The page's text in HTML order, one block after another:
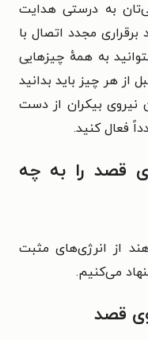
به درستی هدایت
مجدد اتصال با
به همهٔ چیزهایی
از هر چیز باید بدانید
نیروی بیکران از دست
فعال کنید.
قصد را به چه
از انرژی‌های مثبت
می‌کنیم.
قصد